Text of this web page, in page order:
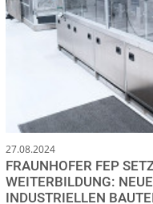
27.08.2024
FRAUNHOFER FEP
WEITERBILDUNG:
INDUSTRIELLEN